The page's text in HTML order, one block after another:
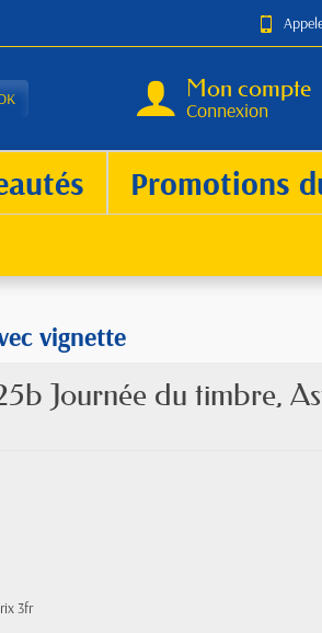
Mon compte
Connexion
Promotions
vignette
Journée du timbre,
3fr